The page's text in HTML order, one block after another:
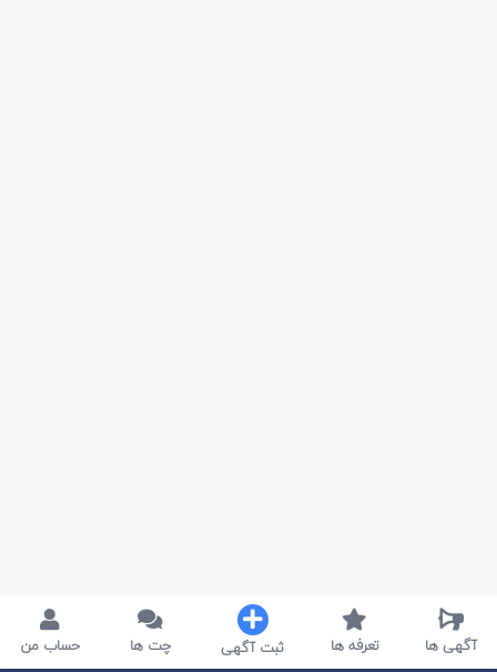
آگهی ها تعرفه ها ثبت آگهی چت ها حساب من